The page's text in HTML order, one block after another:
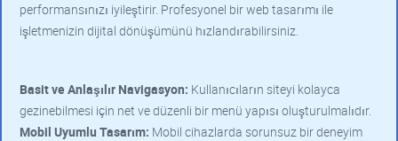
performansınızı iyileştirir. Profesyonel bir web tasarımı ile
işletmenizin dijital dönüşümünü hızlandırabilirsiniz.
Basit ve Anlaşılır Navigasyon: Kullanıcıların siteyi kolayca
gezinebilmesi için net ve düzenli bir menü yapısı oluşturulmalıdır.
Mobil Uyumlu Tasarım: Mobil cihazlarda sorunsuz bir deneyim